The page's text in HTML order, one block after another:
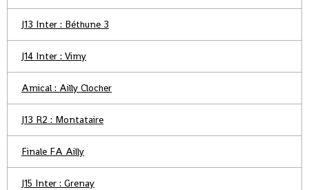
J13 Inter : Béthune 3
J14 Inter : Vimy
Amical : Ailly Clocher
J13 R2 : Montataire
Finale FA Ailly
J15 Inter : Grenay